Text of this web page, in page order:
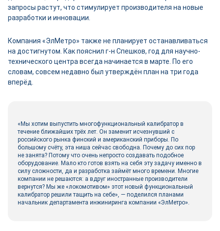
запросы растут, что стимулирует производителя на новые
разработки и инновации.
Компания «ЭлМетро» также не планирует останавливаться
на достигнутом. Как пояснил г-н Спешков, год для научно-
технического центра всегда начинается в марте. По его
словам, совсем недавно был утверждён план на три года
вперёд.
«Мы хотим выпустить многофункциональный калибратор в
течение ближайших трёх лет. Он заменит исчезнувший с
российского рынка финский и американский приборы. По
большому счёту, эта ниша сейчас свободна. Почему до сих пор
не занята? Потому что очень непросто создавать подобное
оборудование. Мало кто готов взять на себя эту задачу именно в
силу сложности, да и разработка займёт много времени. Многие
компании не решаются: а вдруг иностранные производители
вернутся? Мы же «локомотивом» этот новый функциональный
калибратор решили тащить на себе», — поделился планами
начальник департамента инжиниринга компании «ЭлМетро».